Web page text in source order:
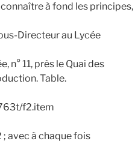
à fond les principes,
Directeur au Lycée
n° 11, près le Quai des
Table.
f2.item
; avec à chaque fois